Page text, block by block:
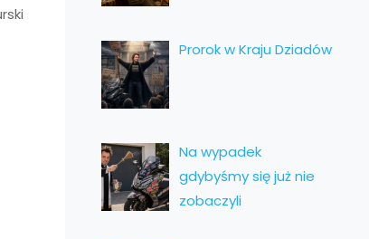
Prorok w Kraju Dziadów
Na wypadek
gdybyśmy się już nie
zobaczyli